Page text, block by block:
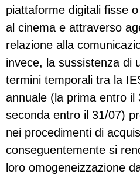
piattaforme digitali fisse
al cinema e attraverso
relazione alla
invece, la sussistenza di
termini temporali tra la
annuale (la prima entro il
seconda entro il 31/07)
nei procedimenti di
conseguentemente si
loro omogeneizzazione